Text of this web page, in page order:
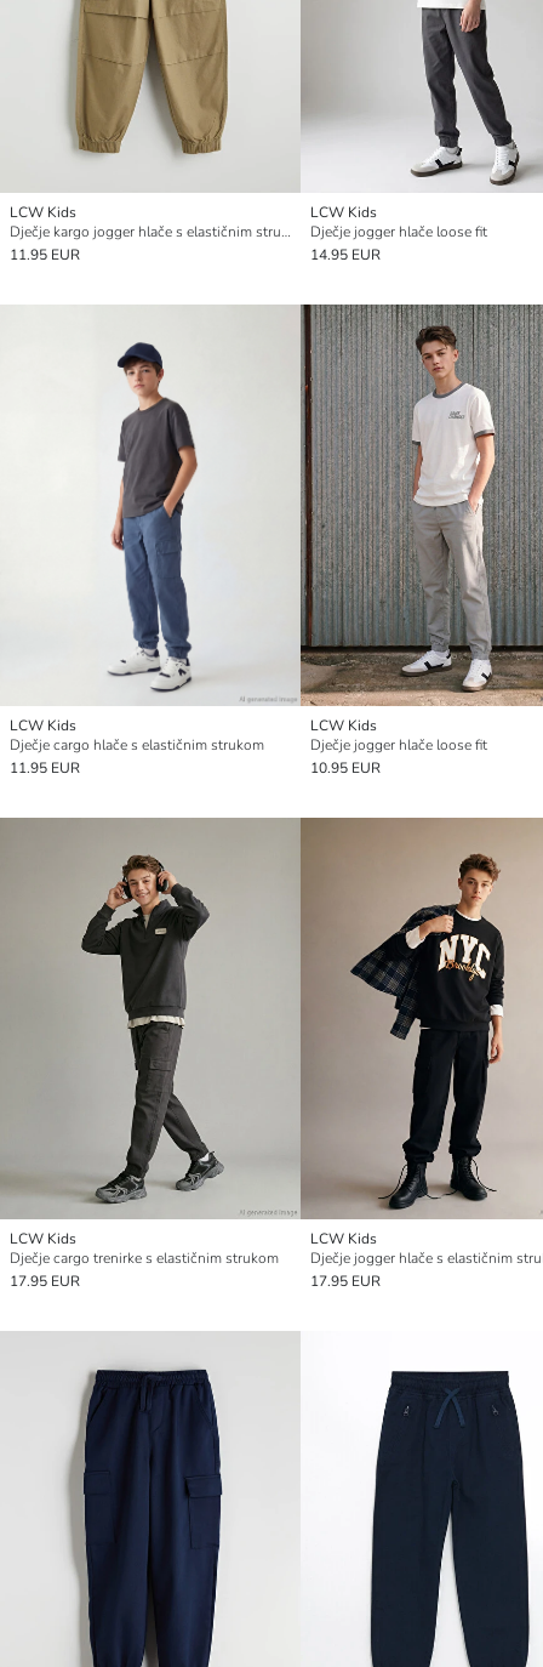
LCW Kids
Dječje kargo jogger hlače s elastičnim strukom
11.95 EUR
LCW Kids
Dječje jogger hlače loose fit
14.95 EUR
LCW Kids
Dječje cargo hlače s elastičnim strukom
11.95 EUR
LCW Kids
Dječje jogger hlače loose fit
10.95 EUR
LCW Kids
Dječje cargo trenirke s elastičnim strukom
17.95 EUR
LCW Kids
17.95 EUR